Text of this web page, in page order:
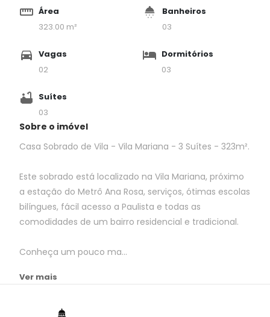
Área
323.00 m²
Banheiros
03
Vagas
02
Dormitórios
03
Suítes
03
Sobre o imóvel
Casa Sobrado de Vila - Vila Mariana - 3 Suítes - 323m².
Este sobrado está localizado na Vila Mariana, próximo
a estação do Metrô Ana Rosa, serviços, ótimas escolas
bilíngues, fácil acesso a Paulista e todas as
comodidades de um bairro residencial e tradicional.
Conheça um pouco ma...
Ver mais